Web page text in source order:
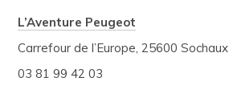
L’Aventure Peugeot
Carrefour de l’Europe, 25600 Sochaux
03 81 99 42 03